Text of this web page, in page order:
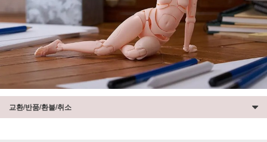
교환/반품/환불/취소